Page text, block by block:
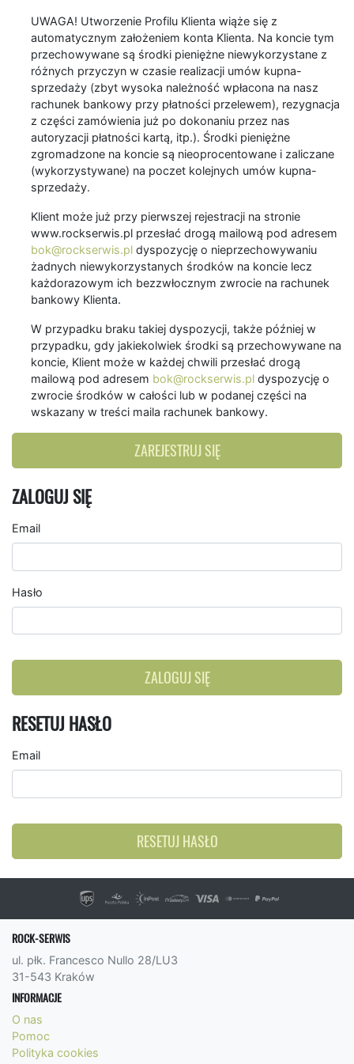
UWAGA! Utworzenie Profilu Klienta wiąże się z
automatycznym założeniem konta Klienta. Na koncie tym
przechowywane są środki pieniężne niewykorzystane z
różnych przyczyn w czasie realizacji umów kupna-
sprzedaży (zbyt wysoka należność wpłacona na nasz
rachunek bankowy przy płatności przelewem), rezygnacja
z części zamówienia już po dokonaniu przez nas
autoryzacji płatności kartą, itp.). Środki pieniężne
zgromadzone na koncie są nieoprocentowane i zaliczane
(wykorzystywane) na poczet kolejnych umów kupna-
sprzedaży.
Klient może już przy pierwszej rejestracji na stronie
www.rockserwis.pl przesłać drogą mailową pod adresem
bok@rockserwis.pl dyspozycję o nieprzechowywaniu
żadnych niewykorzystanych środków na koncie lecz
każdorazowym ich bezzwłocznym zwrocie na rachunek
bankowy Klienta.
W przypadku braku takiej dyspozycji, także później w
przypadku, gdy jakiekolwiek środki są przechowywane na
koncie, Klient może w każdej chwili przesłać drogą
mailową pod adresem bok@rockserwis.pl dyspozycję o
zwrocie środków w całości lub w podanej części na
wskazany w treści maila rachunek bankowy.
ZAREJESTRUJ SIĘ
ZALOGUJ SIĘ
Email
Hasło
ZALOGUJ SIĘ
RESETUJ HASŁO
Email
RESETUJ HASŁO
ROCK-SERWIS
ul. płk. Francesco Nullo 28/LU3
31-543 Kraków
INFORMACJE
O nas
Pomoc
Polityka cookies